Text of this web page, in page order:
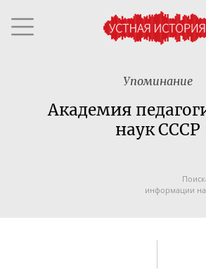
Упоминание
Академия
наук СССР
информации